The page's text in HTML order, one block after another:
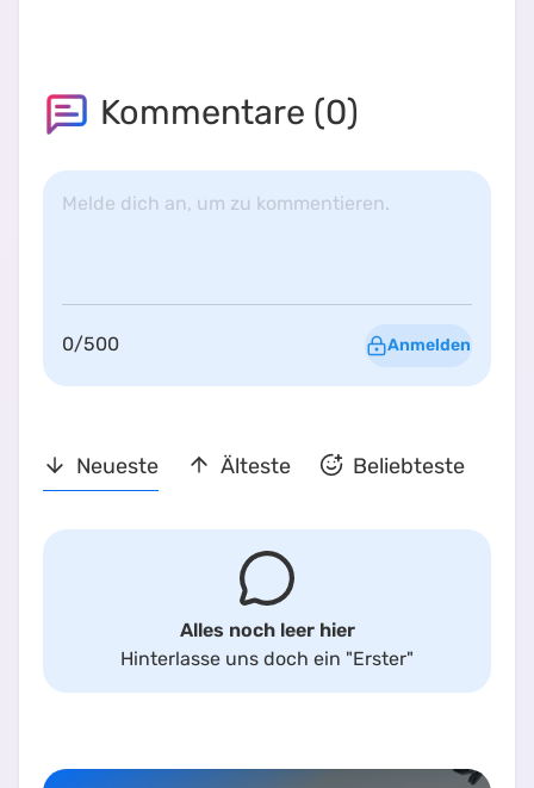
Kommentare (0)
Melde dich an, um zu kommentieren.
0/500 Anmelden
Neueste Älteste Beliebteste
Alles noch leer hier
Hinterlasse uns doch ein "Erster"